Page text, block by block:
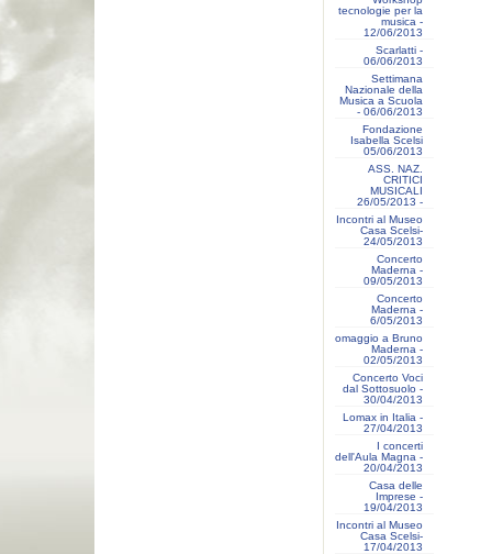
tecnologie per la
musica -
12/06/2013
Scarlatti -
06/06/2013
Settimana
Nazionale della
Musica a Scuola
- 06/06/2013
Fondazione
Isabella Scelsi
05/06/2013
ASS. NAZ.
CRITICI
MUSICALI
26/05/2013 -
Incontri al Museo
Casa Scelsi-
24/05/2013
Concerto
Maderna -
09/05/2013
Concerto
Maderna -
6/05/2013
omaggio a Bruno
Maderna -
02/05/2013
Concerto Voci
dal Sottosuolo -
30/04/2013
Lomax in Italia -
27/04/2013
I concerti
dell'Aula Magna -
20/04/2013
Casa delle
Imprese -
19/04/2013
Incontri al Museo
Casa Scelsi-
17/04/2013